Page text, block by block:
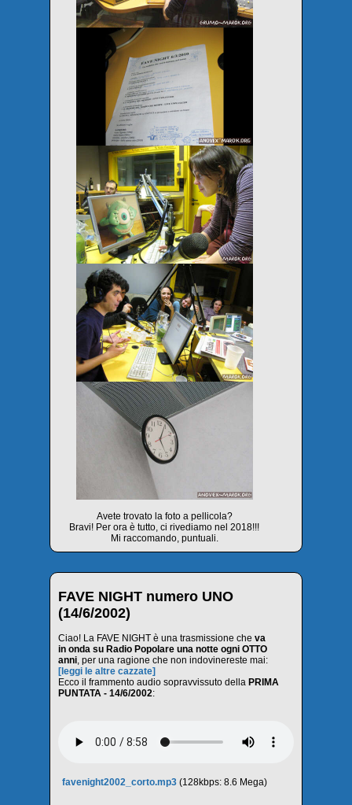
Avete trovato la foto a pellicola?
Bravi! Per ora è tutto, ci rivediamo nel 2018!!!
Mi raccomando, puntuali.
FAVE NIGHT numero UNO
(14/6/2002)
Ciao! La FAVE NIGHT è una trasmissione che va
in onda su Radio Popolare una notte ogni OTTO
anni, per una ragione che non indovinereste mai:
[leggi le altre cazzate]
Ecco il frammento audio sopravvissuto della PRIMA
PUNTATA - 14/6/2002:
favenight2002_corto.mp3(128kbps: 8.6 Mega)